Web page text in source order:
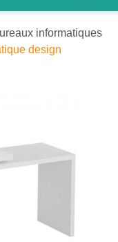
informatiques
design